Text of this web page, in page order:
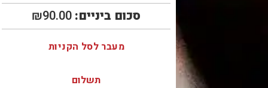
סכום ביניים: ₪90.00
מעבר לסל הקניות
תשלום